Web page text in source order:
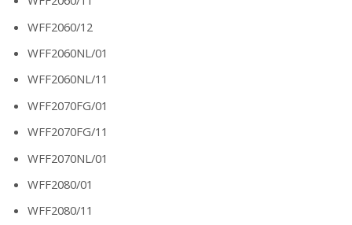
WFF2060/12
WFF2060NL/01
WFF2060NL/11
WFF2070FG/01
WFF2070FG/11
WFF2070NL/01
WFF2080/01
WFF2080/11